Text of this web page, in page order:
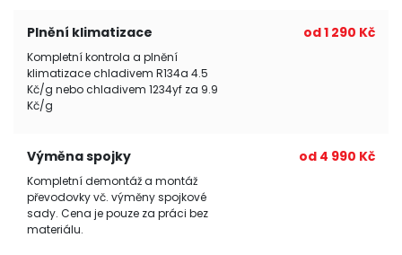
Plnění klimatizace
Kompletní kontrola a plnění
klimatizace chladivem R134a 4.5
Kč/g nebo chladivem 1234yf za 9.9
Kč/g
od 1 290 Kč
Výměna spojky
Kompletní demontáž a montáž
převodovky vč. výměny spojkové
sady. Cena je pouze za práci bez
materiálu.
od 4 990 Kč